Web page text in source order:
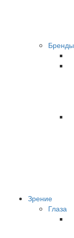
Бренды
Зрение
Глаза